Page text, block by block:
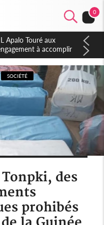
0
en
un exclu d'avance
SOCIÉTÉ
des
prohibés